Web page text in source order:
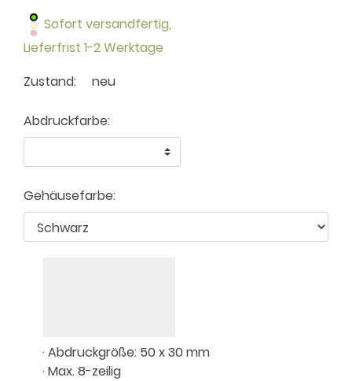
Sofort versandfertig,
Lieferfrist 1-2 Werktage
Zustand:
neu
Abdruckfarbe:
Gehäusefarbe:
· Abdruckgröße: 50 x 30 mm
· Max. 8-zeilig